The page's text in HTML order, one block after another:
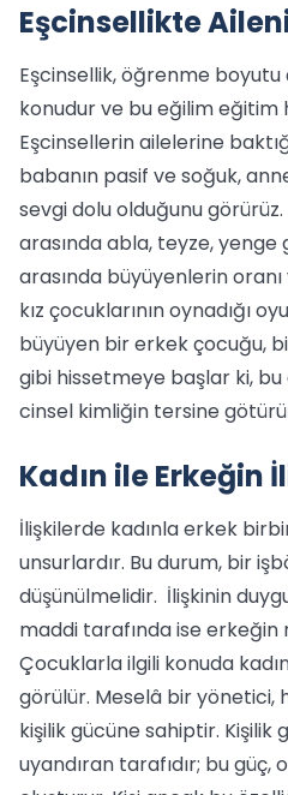
Eşcinsellikte
Eşcinsellik, öğrenme
konudur ve bu eğilim eğitim
Eşcinsellerin ailelerine
babanın pasif ve soğuk,
sevgi dolu olduğunu
arasında abla, teyze, yenge
arasında büyüyenlerin
kız çocuklarının oynadığı
büyüyen bir erkek çocuğu,
gibi hissetmeye başlar ki,
cinsel kimliğin tersine
Kadın ile Erkeğin
İlişkilerde kadınla erkek
unsurlardır. Bu durum, bir
düşünülmelidir. İlişkinin
maddi tarafında ise erkeğin
Çocuklarla ilgili konuda
görülür. Meselâ bir yönetici,
kişilik gücüne sahiptir. Kişilik
uyandıran tarafıdır; bu güç,